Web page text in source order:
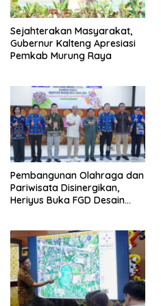
Sejahterakan Masyarakat,
Gubernur Kalteng Apresiasi
Pemkab Murung Raya
Pembangunan Olahraga dan
Pariwisata Disinergikan,
Heriyus Buka FGD Desain